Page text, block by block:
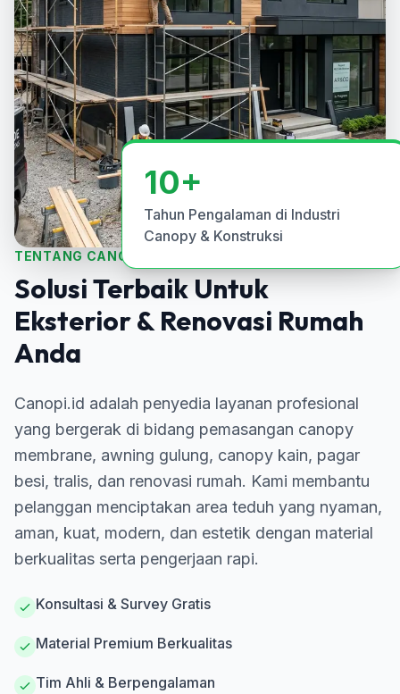
10+
Tahun Pengalaman di Industri
Canopy & Konstruksi
TENTANG CANOPI.ID
Solusi Terbaik Untuk
Eksterior & Renovasi Rumah
Anda
Canopi.id adalah penyedia layanan profesional
yang bergerak di bidang pemasangan canopy
membrane, awning gulung, canopy kain, pagar
besi, tralis, dan renovasi rumah. Kami membantu
pelanggan menciptakan area teduh yang nyaman,
aman, kuat, modern, dan estetik dengan material
berkualitas serta pengerjaan rapi.
Konsultasi & Survey Gratis
Material Premium Berkualitas
Tim Ahli & Berpengalaman